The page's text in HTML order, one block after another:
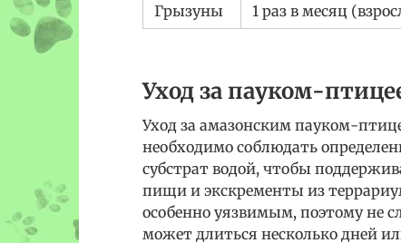
Грызуны
1 раз в месяц
Уход за пауком-
Уход за амазонским пауком-
необходимо соблюдать
субстрат водой, чтобы
пищи и экскременты из
особенно уязвимым, поэтому не
может длиться несколько дней